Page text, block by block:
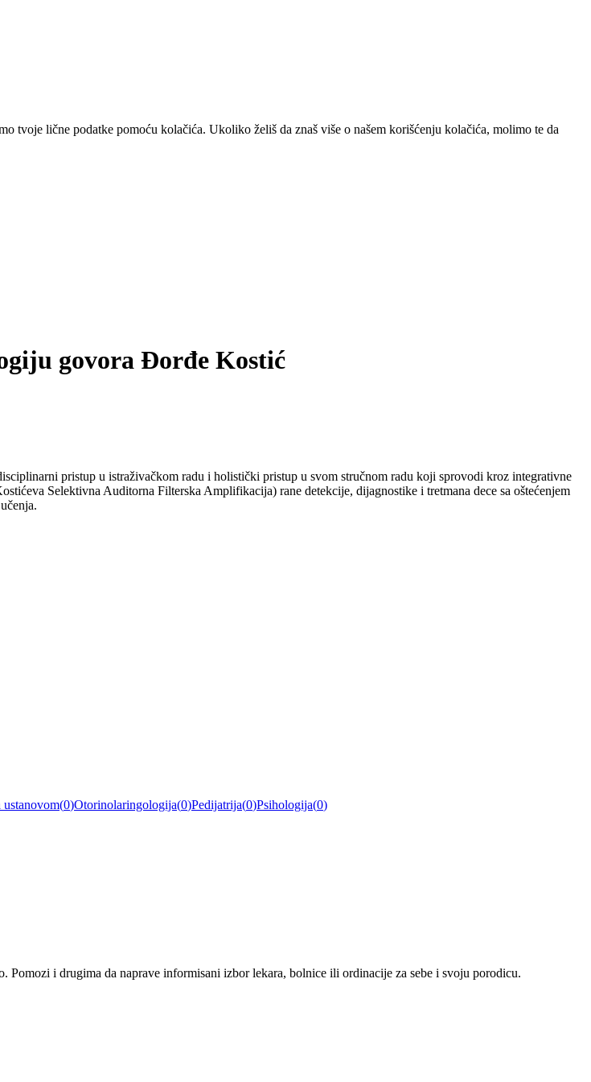
tvoje lične podatke pomoću kolačića. Ukoliko želiš da znaš više o našem korišćenju kolačića, molimo te da
govora Đorđe Kostić
pristup u istraživačkom radu i holistički pristup u svom stručnom radu koji sprovodi kroz integrativne
Selektivna Auditorna Filterska Amplifikacija) rane detekcije, dijagnostike i tretmana dece sa oštećenjem
ustanovom(0)Otorinolaringologija(0)Pedijatrija(0)Psihologija(0)
i drugima da naprave informisani izbor lekara, bolnice ili ordinacije za sebe i svoju porodicu.